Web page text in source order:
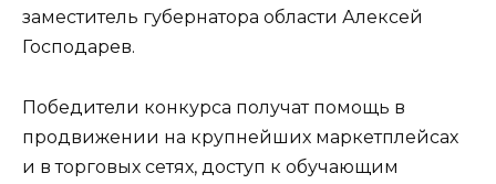
заместитель губернатора области Алексей
Господарев.
Победители конкурса получат помощь в
продвижении на крупнейших маркетплейсах
и в торговых сетях, доступ к обучающим